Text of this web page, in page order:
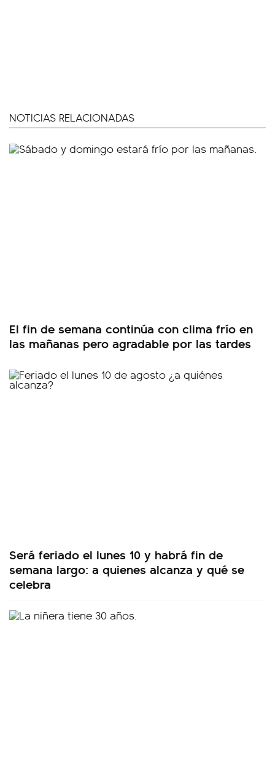
NOTICIAS RELACIONADAS
El fin de semana continúa con clima frío en
las mañanas pero agradable por las tardes
Será feriado el lunes 10 y habrá fin de
semana largo: a quienes alcanza y qué se
celebra